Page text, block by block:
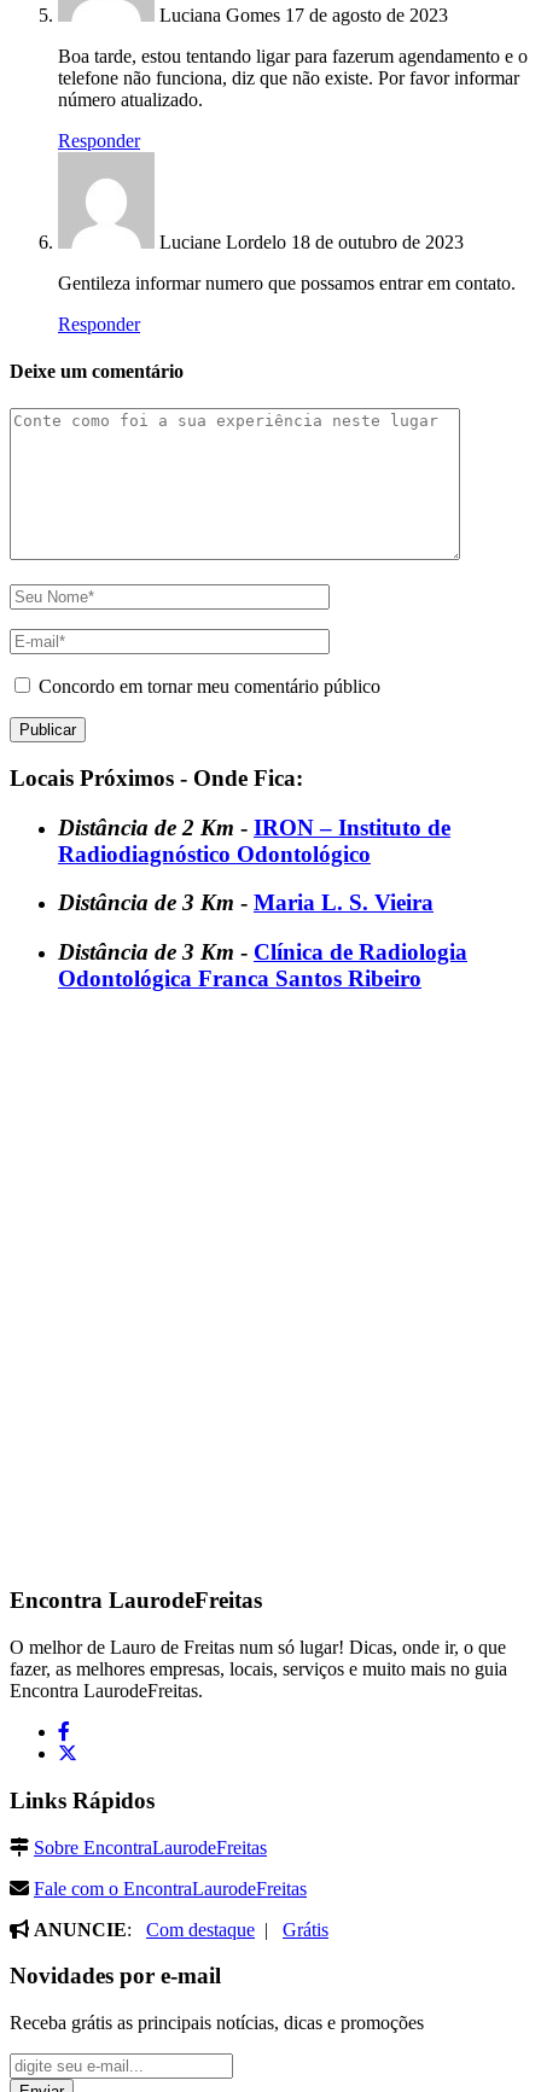
Luciana Gomes 17 de agosto de 2023
Boa tarde, estou tentando ligar para fazerum agendamento e o
telefone não funciona, diz que não existe. Por favor informar
número atualizado.
Responder
Luciane Lordelo 18 de outubro de 2023
Gentileza informar numero que possamos entrar em contato.
Responder
Deixe um comentário
Concordo em tornar meu comentário público
Locais Próximos - Onde Fica:
Distância de 2 Km - IRON – Instituto de
Radiodiagnóstico Odontológico
Distância de 3 Km - Maria L. S. Vieira
Distância de 3 Km - Clínica de Radiologia
Odontológica Franca Santos Ribeiro
Encontra LaurodeFreitas
O melhor de Lauro de Freitas num só lugar! Dicas, onde ir, o que
fazer, as melhores empresas, locais, serviços e muito mais no guia
Encontra LaurodeFreitas.
Links Rápidos
Sobre EncontraLaurodeFreitas
Fale com o EncontraLaurodeFreitas
ANUNCIE: Com destaque | Grátis
Novidades por e-mail
Receba grátis as principais notícias, dicas e promoções